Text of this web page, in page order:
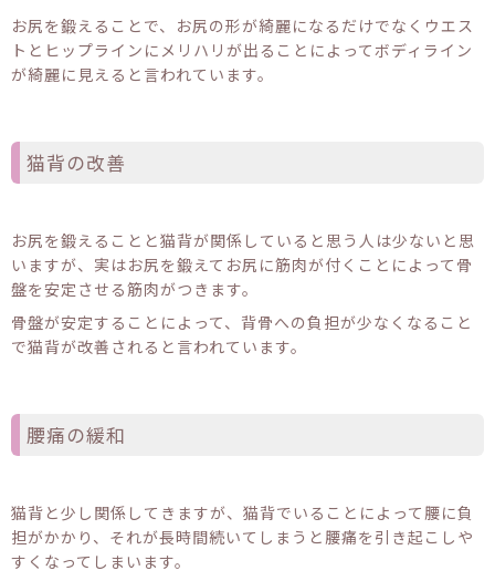
お尻を鍛えることで、お尻の形が綺麗になるだけでなくウエス
トとヒップラインにメリハリが出ることによってボディライン
が綺麗に見えると言われています。
猫背の改善
お尻を鍛えることと猫背が関係していると思う人は少ないと思
いますが、実はお尻を鍛えてお尻に筋肉が付くことによって骨
盤を安定させる筋肉がつきます。
骨盤が安定することによって、背骨への負担が少なくなること
で猫背が改善されると言われています。
腰痛の緩和
猫背と少し関係してきますが、猫背でいることによって腰に負
担がかかり、それが長時間続いてしまうと腰痛を引き起こしや
すくなってしまいます。